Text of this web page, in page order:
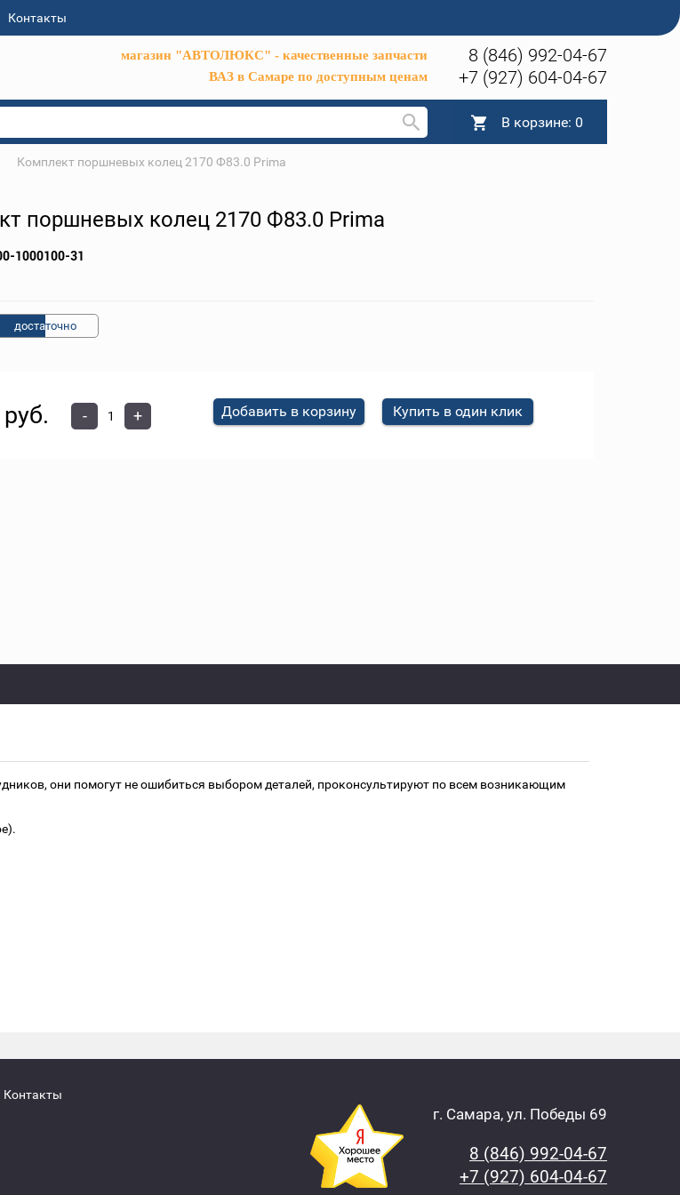
Контакты
магазин "АВТОЛЮКС" - качественные запчасти
ВАЗ в Самаре по доступным ценам
8 (846) 992-04-67
+7 (927) 604-04-67
В корзине: 0
Комплект поршневых колец 2170 Ф83.0 Prima
поршневых колец 2170 Ф83.0 Prima
1000100-31
достаточно
- + Добавить в корзину Купить в один клик
они помогут не ошибиться выбором деталей, проконсультируют по всем возникающим
Контакты
г. Самара, ул. Победы 69
8 (846) 992-04-67
+7 (927) 604-04-67